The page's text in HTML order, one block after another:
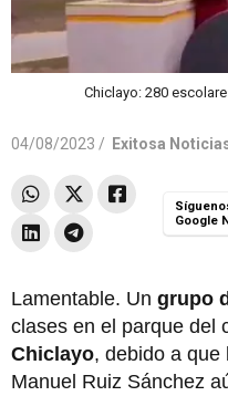
Chiclayo: 280
04/08/2023 / Exitosa
Google
Lamentable. Un grupo
clases en el parque del
Chiclayo, debido a que
Manuel Ruiz Sánchez